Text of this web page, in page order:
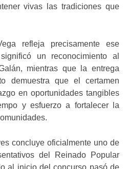
vivas las tradiciones que
refleja precisamente ese
un reconocimiento al
mientras que la entrega
demuestra que el certamen
en oportunidades tangibles
y esfuerzo a fortalecer la
concluye oficialmente uno de
del Reinado Popular
al inicio del concurso pasó de